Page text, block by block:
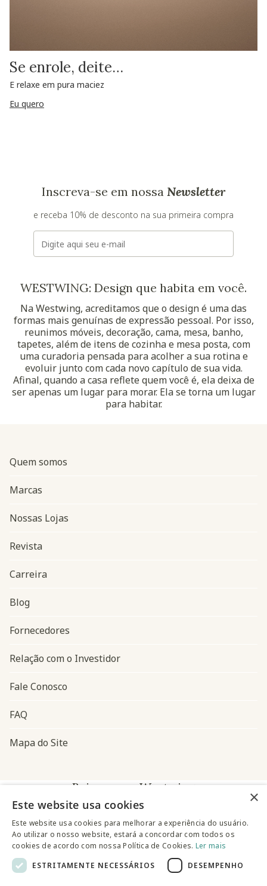
Se enrole, deite…
E relaxe em pura maciez
Eu quero
Inscreva-se em nossa Newsletter
e receba 10% de desconto na sua primeira compra
E-mail
WESTWING: Design que habita em você.
Na Westwing, acreditamos que o design é uma das
formas mais genuínas de expressão pessoal. Por isso,
reunimos móveis, decoração, cama, mesa, banho,
tapetes, além de itens de cozinha e mesa posta, com
uma curadoria pensada para acolher a sua rotina e
evoluir junto com cada novo capítulo de sua vida.
Afinal, quando a casa reflete quem você é, ela deixa de
ser apenas um lugar para morar. Ela se torna um lugar
para habitar.
Navegação do rodapé
Quem somos
Marcas
Nossas Lojas
Revista
Carreira
Blog
Fornecedores
Relação com o Investidor
Fale Conosco
FAQ
Mapa do Site
Baixe o app Westwing
×
Este website usa cookies
Este website usa cookies para melhorar a experiência do usuário.
Ao utilizar o nosso website, estará a concordar com todos os
cookies de acordo com nossa Política de Cookies. Ler mais
ESTRITAMENTE NECESSÁRIOS
DESEMPENHO